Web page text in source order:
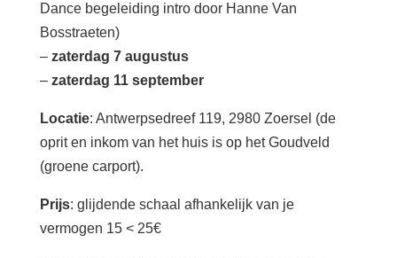
Dance begeleiding intro door Hanne Van
Bosstraeten)
– zaterdag 7 augustus
– zaterdag 11 september
Locatie: Antwerpsedreef 119, 2980 Zoersel (de
oprit en inkom van het huis is op het Goudveld
(groene carport).
Prijs: glijdende schaal afhankelijk van je
vermogen 15 < 25€